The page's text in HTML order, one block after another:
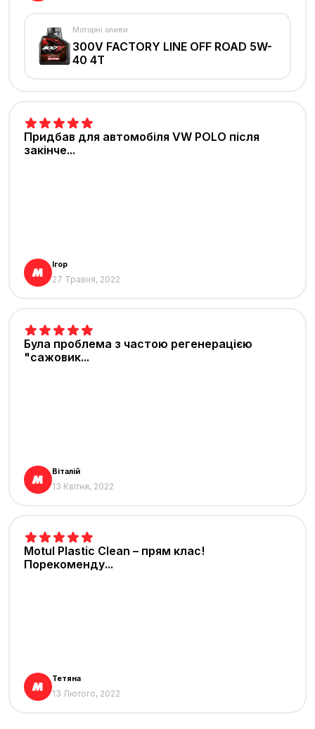
Моторні оливи
300V FACTORY LINE OFF ROAD 5W-
40 4T
Придбав для автомобіля VW POLO після
закінче...
Ігор
27 Травня, 2022
Була проблема з частою регенерацією
"сажовик...
Віталій
13 Квітня, 2022
Motul Plastic Clean – прям клас!
Порекоменду...
Тетяна
13 Лютого, 2022